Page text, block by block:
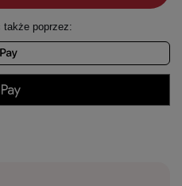
także poprzez: